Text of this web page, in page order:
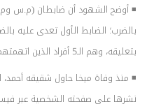
بالضرب؛ الضابط الأول تعدى عليه
بتعليقه، وهم الـ5 أفراد الذين اتهمتهم الأسرة بالتسبب في مقتل ميخا.
◾ منذ وفاة ميخا حاول شقيقه
نشرها على صفحته الشخصية عبر